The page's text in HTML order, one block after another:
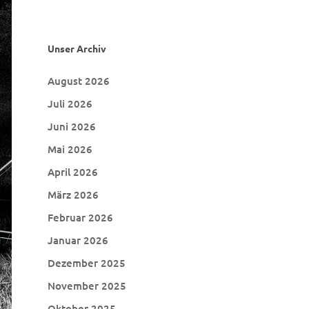
Unser Archiv
August 2026
Juli 2026
Juni 2026
Mai 2026
April 2026
März 2026
Februar 2026
Januar 2026
Dezember 2025
November 2025